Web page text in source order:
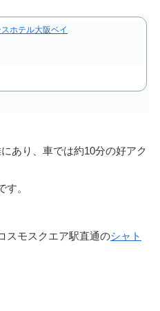
ホテル大阪ベイ
あり、車では約10分の好アク
。
スモスクエア駅直通のシャト